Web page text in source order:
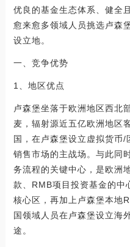
优良的基金生态体系、健全
愈来愈多领域人员挑选卢森
设立地。
一、竞争优势
1、地区优点
卢森堡坐落于欧洲地区西北
麦，辐射源近五亿欧洲地区
国，在卢森堡设立虚拟货币
销售市场的主战场。与此同
务流程的关键中心，是欧洲
款、RMB项目投资基金的中
核心区，再加上卢森堡本地
国领域人员在卢森堡设立海
途。